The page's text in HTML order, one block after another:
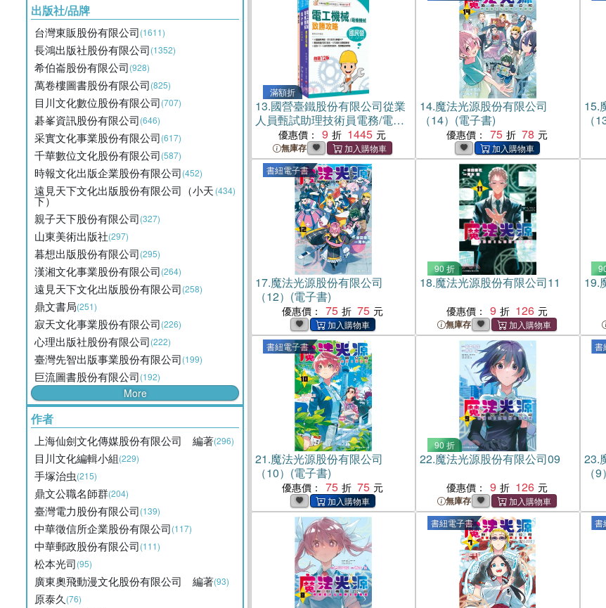
出版社/品牌
台灣東販股份有限公司(1611)
長鴻出版社股份有限公司(1352)
希伯崙股份有限公司(928)
萬卷樓圖書股份有限公司(825)
目川文化數位股份有限公司(707)
碁峯資訊股份有限公司(646)
采實文化事業股份有限公司(617)
千華數位文化股份有限公司(587)
時報文化出版企業股份有限公司(452)
遠見天下文化出版股份有限公司（小天
下）
(434)
親子天下股份有限公司(327)
山東美術出版社(297)
暮想出版股份有限公司(295)
漢湘文化事業股份有限公司(264)
遠見天下文化出版股份有限公司(258)
鼎文書局(251)
寂天文化事業股份有限公司(226)
心理出版社股份有限公司(222)
臺灣先智出版事業股份有限公司(199)
巨流圖書股份有限公司(192)
More
作者
上海仙劍文化傳媒股份有限公司 編著(296)
目川文化編輯小組(229)
手塚治虫(215)
鼎文公職名師群(204)
臺灣電力股份有限公司(139)
中華徵信所企業股份有限公司(117)
中華郵政股份有限公司(111)
松本光司(95)
廣東奧飛動漫文化股份有限公司 編著(93)
原泰久 (76)
滿額折
13.國營臺鐵股份有限公司從業
人員甄試助理技術員電務/電力
課文版套書（共三冊）
優惠價： 9 1445
無庫存
14.魔法光源股份有限公司
（14）(電子書)
優惠價： 75 78
15.
（
書紐電子書
17.魔法光源股份有限公司
（12）(電子書)
優惠價： 75 75
90 折
18.魔法光源股份有限公司11
優惠價： 9 126
無庫存
19.
書紐電子書
21.魔法光源股份有限公司
（10）(電子書)
優惠價： 75 75
90 折
22.魔法光源股份有限公司09
優惠價： 9 126
無庫存
書
23.
（
書紐電子書 書